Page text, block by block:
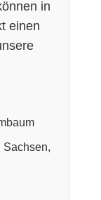
in
einen
Sachsen,